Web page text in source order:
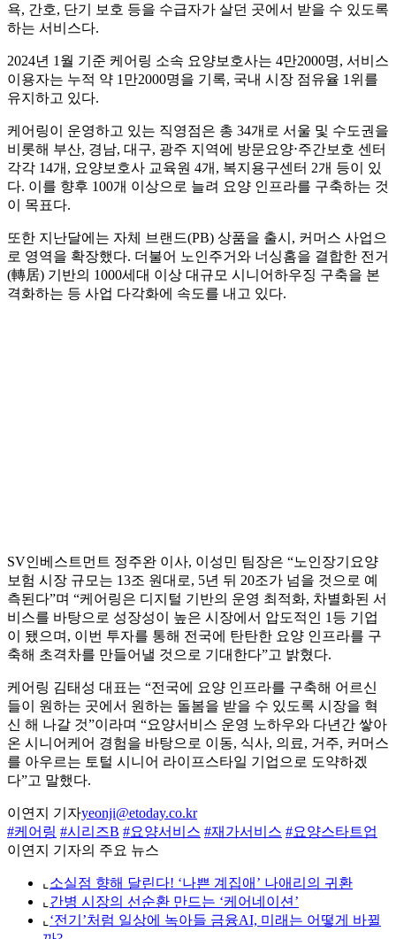
욕, 간호, 단기 보호 등을 수급자가 살던 곳에서 받을 수 있도록
하는 서비스다.
2024년 1월 기준 케어링 소속 요양보호사는 4만2000명, 서비스
이용자는 누적 약 1만2000명을 기록, 국내 시장 점유율 1위를
유지하고 있다.
케어링이 운영하고 있는 직영점은 총 34개로 서울 및 수도권을
비롯해 부산, 경남, 대구, 광주 지역에 방문요양⋅주간보호 센터
각각 14개, 요양보호사 교육원 4개, 복지용구센터 2개 등이 있
다. 이를 향후 100개 이상으로 늘려 요양 인프라를 구축하는 것
이 목표다.
또한 지난달에는 자체 브랜드(PB) 상품을 출시, 커머스 사업으
로 영역을 확장했다. 더불어 노인주거와 너싱홈을 결합한 전거
(轉居) 기반의 1000세대 이상 대규모 시니어하우징 구축을 본
격화하는 등 사업 다각화에 속도를 내고 있다.
SV인베스트먼트 정주완 이사, 이성민 팀장은 “노인장기요양
보험 시장 규모는 13조 원대로, 5년 뒤 20조가 넘을 것으로 예
측된다”며 “케어링은 디지털 기반의 운영 최적화, 차별화된 서
비스를 바탕으로 성장성이 높은 시장에서 압도적인 1등 기업
이 됐으며, 이번 투자를 통해 전국에 탄탄한 요양 인프라를 구
축해 초격차를 만들어낼 것으로 기대한다”고 밝혔다.
케어링 김태성 대표는 “전국에 요양 인프라를 구축해 어르신
들이 원하는 곳에서 원하는 돌봄을 받을 수 있도록 시장을 혁
신 해 나갈 것”이라며 “요양서비스 운영 노하우와 다년간 쌓아
온 시니어케어 경험을 바탕으로 이동, 식사, 의료, 거주, 커머스
를 아우르는 토털 시니어 라이프스타일 기업으로 도약하겠
다”고 말했다.
이연지 기자yeonji@etoday.co.kr
#케어링 #시리즈B #요양서비스 #재가서비스 #요양스타트업
이연지 기자의 주요 뉴스
⌞ 소실점 향해 달린다! ‘나쁜 계집애’ 나애리의 귀환
⌞ 간병 시장의 선순환 만드는 ‘케어네이션’
⌞ ‘전기’처럼 일상에 녹아들 금융AI, 미래는 어떻게 바뀔